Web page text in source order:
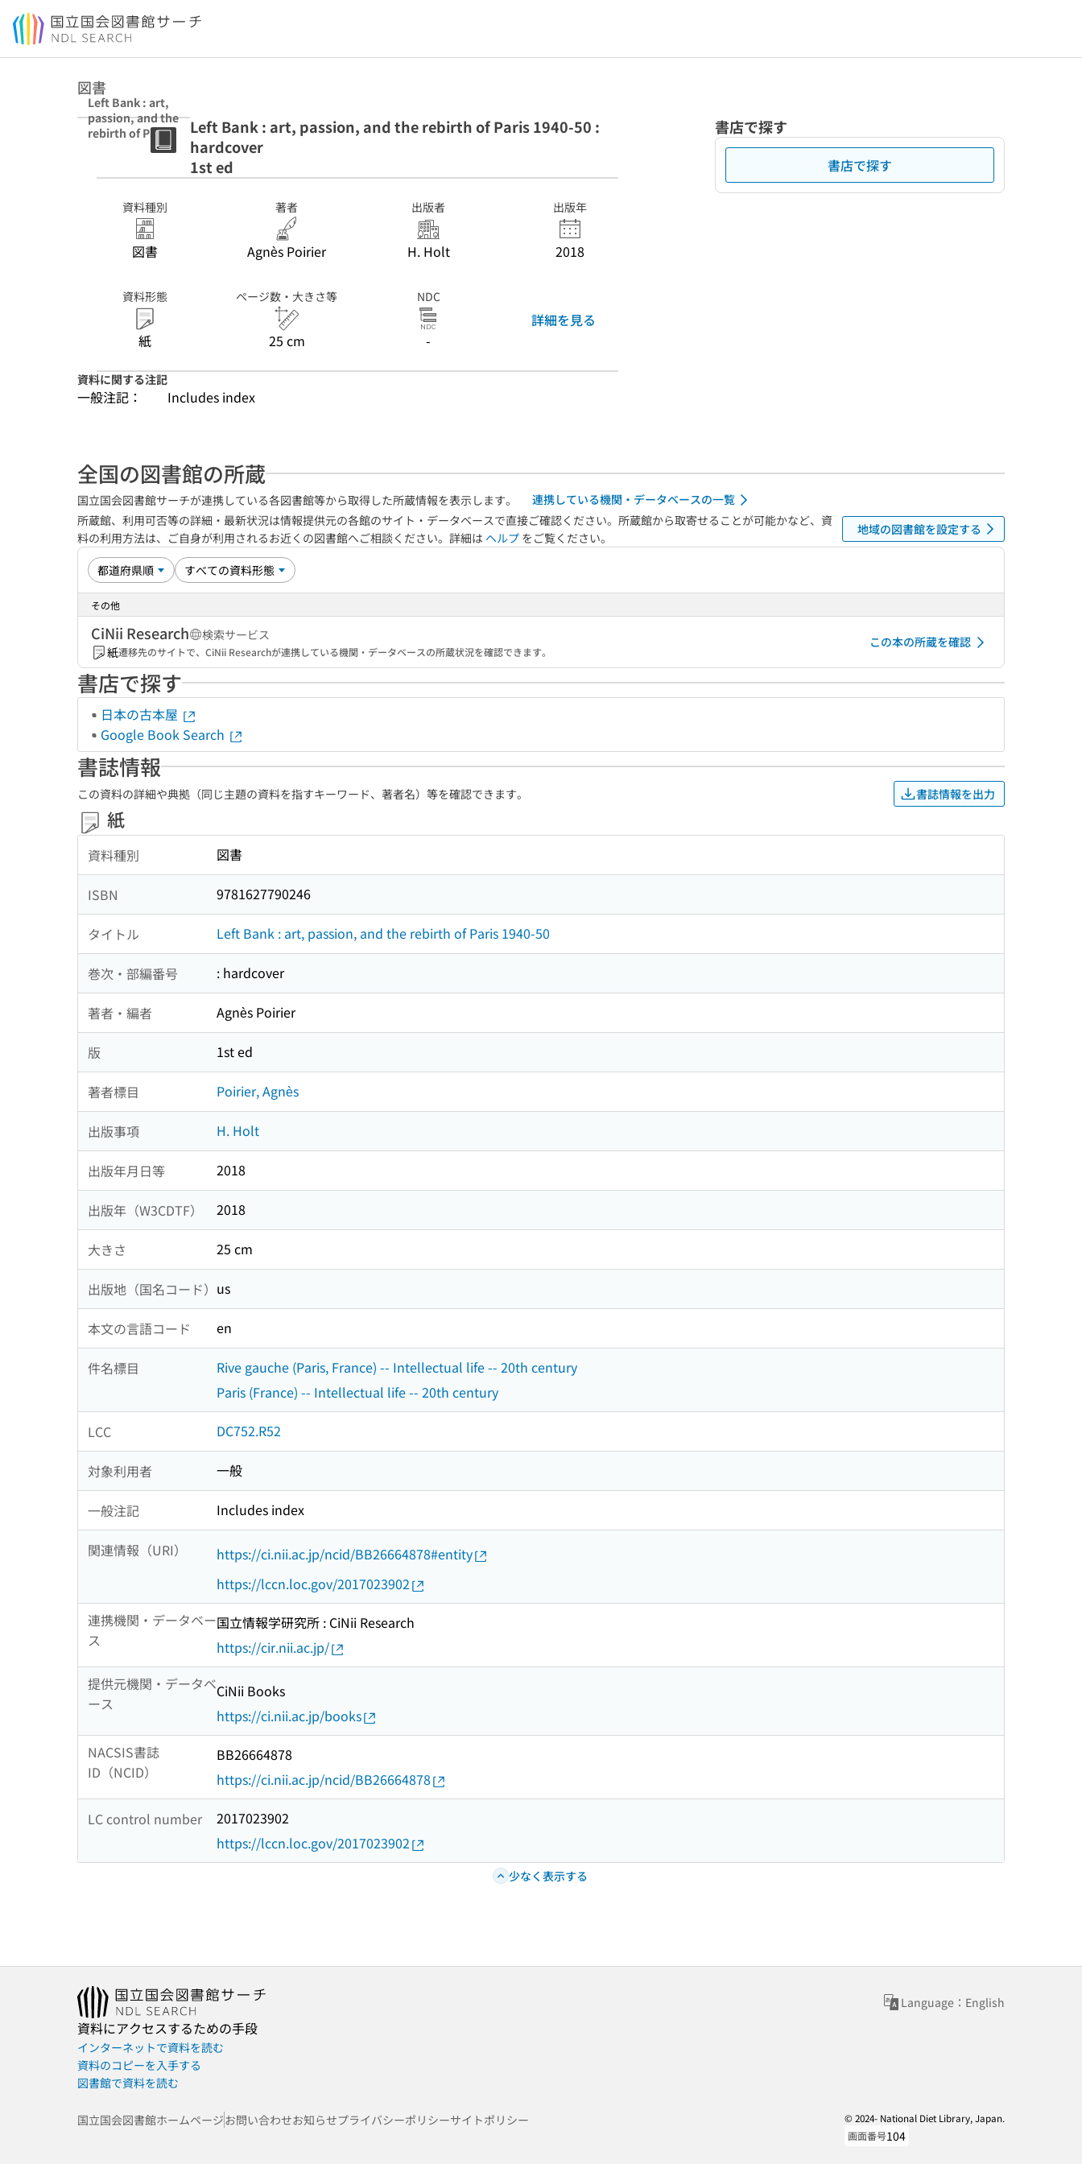
本文へ移動
図書
Left Bank : art,
passion, and the
rebirth of Paris
Left Bank : art, passion, and the rebirth of Paris 1940-50 :
hardcover
1st ed
資料種別
図書
著者
Agnès Poirier
出版者
H. Holt
出版年
2018
資料形態
紙
ページ数・大きさ等
25 cm
NDC
-
詳細を見る
資料に関する注記
一般注記： Includes index
書店で探す
書店で探す
全国の図書館の所蔵
国立国会図書館サーチが連携している各図書館等から取得した所蔵情報を表示します。
連携している機関・データベースの一覧
所蔵館、利用可否等の詳細・最新状況は情報提供元の各館のサイト・データベースで直接ご確認ください。所蔵館から取寄せることが可能かなど、資
料の利用方法は、ご自身が利用されるお近くの図書館へご相談ください。詳細は ヘルプ をご覧ください。
地域の図書館を設定する
その他
CiNii Research
検索サービス
紙遷移先のサイトで、CiNii Researchが連携している機関・データベースの所蔵状況を確認できます。
この本の所蔵を確認
書店で探す
日本の古本屋
Google Book Search
書誌情報
この資料の詳細や典拠（同じ主題の資料を指すキーワード、著者名）等を確認できます。 書誌情報を出力
紙
資料種別 図書
ISBN 9781627790246
タイトル Left Bank : art, passion, and the rebirth of Paris 1940-50
巻次・部編番号 : hardcover
著者・編者 Agnès Poirier
版 1st ed
著者標目 Poirier, Agnès
出版事項 H. Holt
出版年月日等 2018
出版年（W3CDTF） 2018
大きさ 25 cm
出版地（国名コード） us
本文の言語コード en
件名標目
Rive gauche (Paris, France) -- Intellectual life -- 20th century
Paris (France) -- Intellectual life -- 20th century
LCC DC752.R52
対象利用者 一般
一般注記 Includes index
関連情報（URI）
https://ci.nii.ac.jp/ncid/BB26664878#entity
https://lccn.loc.gov/2017023902
連携機関・データベー
ス
国立情報学研究所 : CiNii Research
https://cir.nii.ac.jp/
提供元機関・データベ
ース
CiNii Books
https://ci.nii.ac.jp/books
NACSIS書誌
ID（NCID）
BB26664878
https://ci.nii.ac.jp/ncid/BB26664878
LC control number
2017023902
https://lccn.loc.gov/2017023902
少なく表示する
Language：English
資料にアクセスするための手段
インターネットで資料を読む
資料のコピーを入手する
図書館で資料を読む
国立国会図書館ホームページお問い合わせお知らせプライバシーポリシーサイトポリシー
© 2024- National Diet Library, Japan.
画面番号104